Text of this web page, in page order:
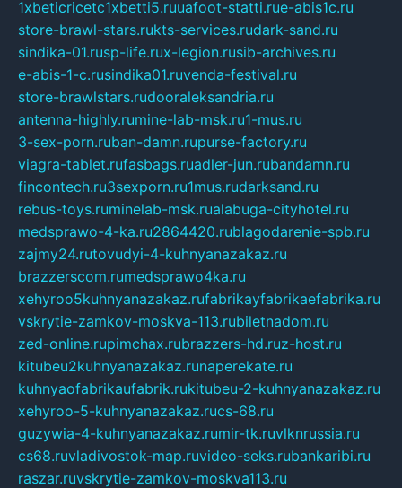
1xbeticricetc1xbetti5.ruuafoot-statti.rue-abis1c.ru
store-brawl-stars.rukts-services.rudark-sand.ru
sindika-01.rusp-life.rux-legion.rusib-archives.ru
e-abis-1-c.rusindika01.ruvenda-festival.ru
store-brawlstars.rudooraleksandria.ru
antenna-highly.rumine-lab-msk.ru1-mus.ru
3-sex-porn.ruban-damn.rupurse-factory.ru
viagra-tablet.rufasbags.ruadler-jun.rubandamn.ru
fincontech.ru3sexporn.ru1mus.rudarksand.ru
rebus-toys.ruminelab-msk.rualabuga-cityhotel.ru
medsprawo-4-ka.ru2864420.rublagodarenie-spb.ru
zajmy24.rutovudyi-4-kuhnyanazakaz.ru
brazzerscom.rumedsprawo4ka.ru
xehyroo5kuhnyanazakaz.rufabrikayfabrikaefabrika.ru
vskrytie-zamkov-moskva-113.rubiletnadom.ru
zed-online.rupimchax.rubrazzers-hd.ruz-host.ru
kitubeu2kuhnyanazakaz.runaperekate.ru
kuhnyaofabrikaufabrik.rukitubeu-2-kuhnyanazakaz.ru
xehyroo-5-kuhnyanazakaz.rucs-68.ru
guzywia-4-kuhnyanazakaz.rumir-tk.ruvlknrussia.ru
cs68.ruvladivostok-map.ruvideo-seks.rubankaribi.ru
raszar.ruvskrytie-zamkov-moskva113.ru